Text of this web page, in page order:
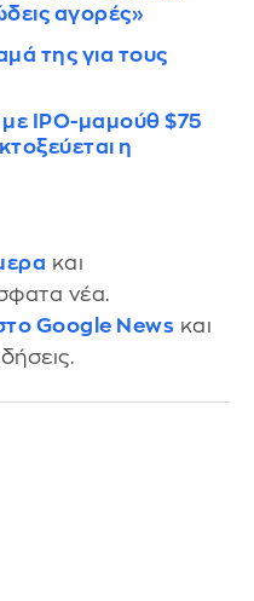
αγορές»
της για τους
με IPO-μαμούθ $75
η
και
νέα.
Google News και